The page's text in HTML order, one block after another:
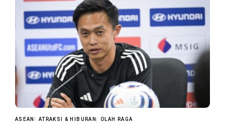
ASEAN ATRAKSI & HIBURAN OLAH RAGA